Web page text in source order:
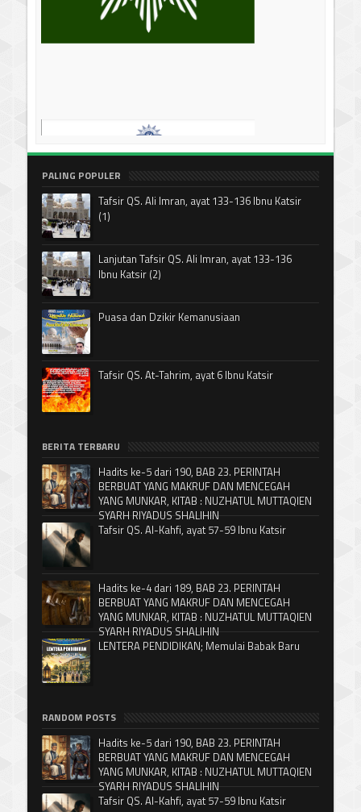
PALING POPULER
Tafsir QS. Ali Imran, ayat 133-136 Ibnu Katsir
(1)
Lanjutan Tafsir QS. Ali Imran, ayat 133-136
Ibnu Katsir (2)
Puasa dan Dzikir Kemanusiaan
Tafsir QS. At-Tahrim, ayat 6 Ibnu Katsir
BERITA TERBARU
Hadits ke-5 dari 190, BAB 23. PERINTAH
BERBUAT YANG MAKRUF DAN MENCEGAH
YANG MUNKAR, KITAB : NUZHATUL MUTTAQIEN
SYARH RIYADUS SHALIHIN
Tafsir QS. Al-Kahfi, ayat 57-59 Ibnu Katsir
Hadits ke-4 dari 189, BAB 23. PERINTAH
BERBUAT YANG MAKRUF DAN MENCEGAH
YANG MUNKAR, KITAB : NUZHATUL MUTTAQIEN
SYARH RIYADUS SHALIHIN
LENTERA PENDIDIKAN; Memulai Babak Baru
RANDOM POSTS
Hadits ke-5 dari 190, BAB 23. PERINTAH
BERBUAT YANG MAKRUF DAN MENCEGAH
YANG MUNKAR, KITAB : NUZHATUL MUTTAQIEN
SYARH RIYADUS SHALIHIN
Tafsir QS. Al-Kahfi, ayat 57-59 Ibnu Katsir